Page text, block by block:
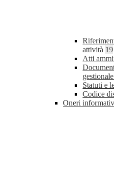
attività 19
Atti
gestionale
Statuti e
Codice
Oneri